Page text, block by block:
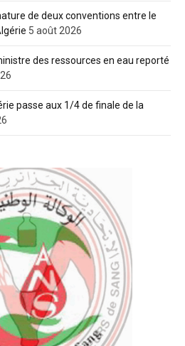
de deux conventions entre le
5 août 2026
des ressources en eau reporté
passe aux 1/4 de finale de la